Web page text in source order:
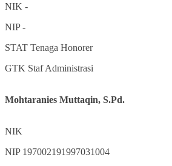
NIK -
NIP-
STAT Tenaga Honorer
GTK Staf Administrasi
Mohtaranies Muttaqin, S.Pd.
NIK
NIP 197002191997031004